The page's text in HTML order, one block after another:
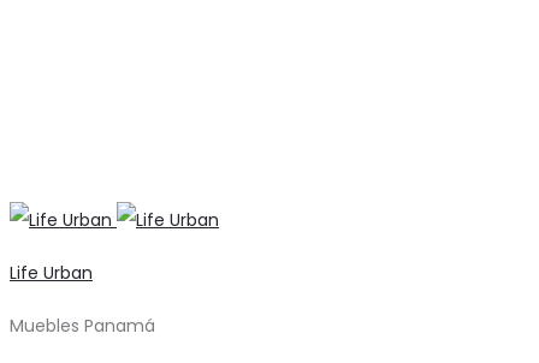
Life Urban
Muebles Panamá